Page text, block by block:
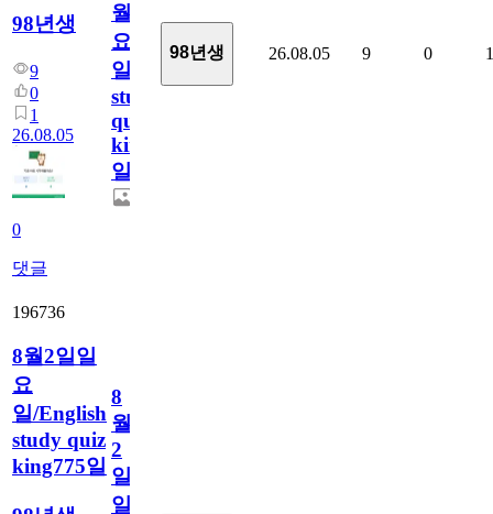
98년생
9
0
1
26.08.05
0
댓글
월
요
일/English
study
quiz
king776
일
98년생 26.08.05 9 0 1
196736
8월2일일
요
일/English
study quiz
king775일
8
월
2
일
일